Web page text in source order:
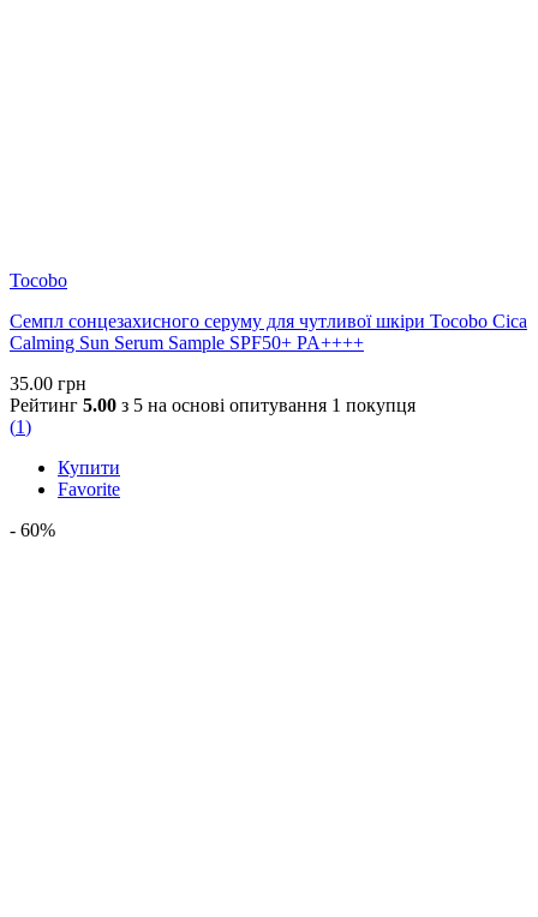
Tocobo
Семпл сонцезахисного серуму для чутливої шкіри Tocobo Cica
Calming Sun Serum Sample SPF50+ PA++++
35.00 грн
Рейтинг 5.00 з 5 на основі опитування 1 покупця
(1)
Купити
Favorite
- 60%